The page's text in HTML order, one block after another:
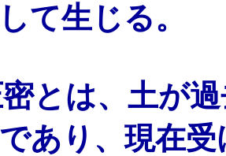
て生じる。
とは、土が過
あり、現在